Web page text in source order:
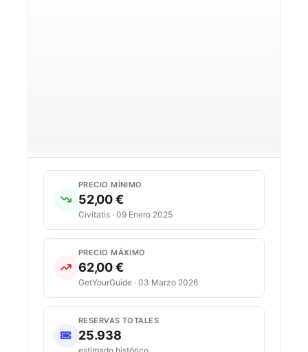
PRECIO MÍNIMO
52,00 €
Civitatis · 09 Enero 2025
PRECIO MÁXIMO
62,00 €
GetYourGuide · 03 Marzo 2026
RESERVAS TOTALES
25.938